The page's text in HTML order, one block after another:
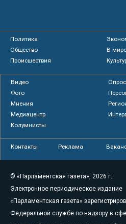
Политика
Общество
В мире
Происшествия
Видео
Фото
Мнения
Медиацентр
Колумнисты
Контакты Реклама
© «Парламентская газета», 2026 г.
Электронное периодическое издание
«Парламентская газета»
Федеральной службе по надзору в